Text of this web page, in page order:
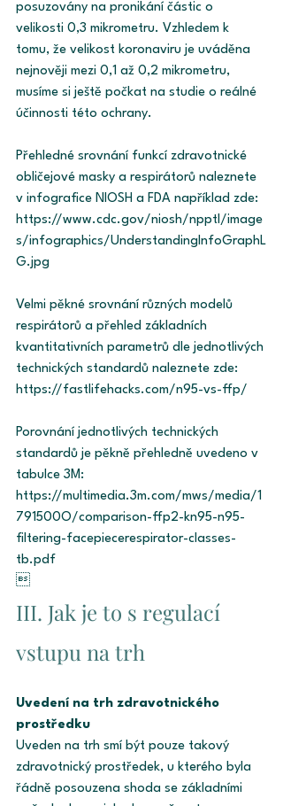
posuzovány na pronikání částic o
velikosti 0,3 mikrometru. Vzhledem k
tomu, že velikost koronaviru je uváděna
nejnověji mezi 0,1 až 0,2 mikrometru,
musíme si ještě počkat na studie o reálné
účinnosti této ochrany.
Přehledné srovnání funkcí zdravotnické
obličejové masky a respirátorů naleznete
v infografice NIOSH a FDA například zde:
https://www.cdc.gov/niosh/npptl/image
s/infographics/UnderstandingInfoGraphL
G.jpg
Velmi pěkné srovnání různých modelů
respirátorů a přehled základních
kvantitativních parametrů dle jednotlivých
technických standardů naleznete zde:
https://fastlifehacks.com/n95-vs-ffp/
Porovnání jednotlivých technických
standardů je pěkně přehledně uvedeno v
tabulce 3M:
https://multimedia.3m.com/mws/media/1
791500O/comparison-ffp2-kn95-n95-
filtering-facepiecerespirator-classes-
tb.pdf

III. Jak je to s regulací
vstupu na trh
Uvedení na trh zdravotnického
prostředku
Uveden na trh smí být pouze takový
zdravotnický prostředek, u kterého byla
řádně posouzena shoda se základními